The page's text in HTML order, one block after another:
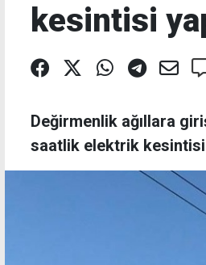
kesintisi
Değirmenlik ağıllara
saatlik elektrik kesintisi